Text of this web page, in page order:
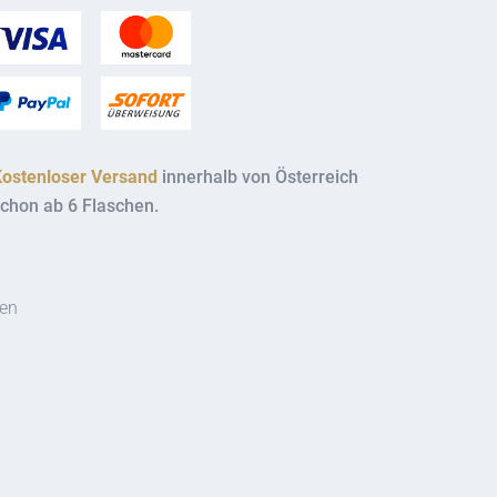
Versand innerhalb von Österreich
ab 6 Flaschen.